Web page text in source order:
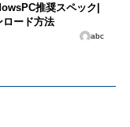
推奨スペック|
ロード方法
abc